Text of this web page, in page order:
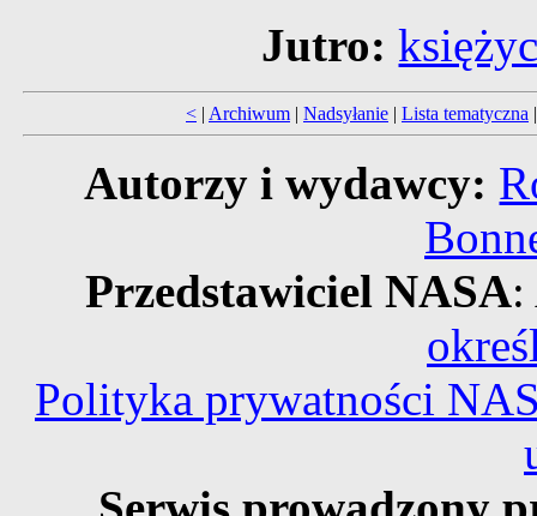
Jutro:
< | Archiwum | Nadsyłanie | Lista tematyczna
Autorzy i wydawcy:
Przedstawiciel NASA
Polityka prywatności